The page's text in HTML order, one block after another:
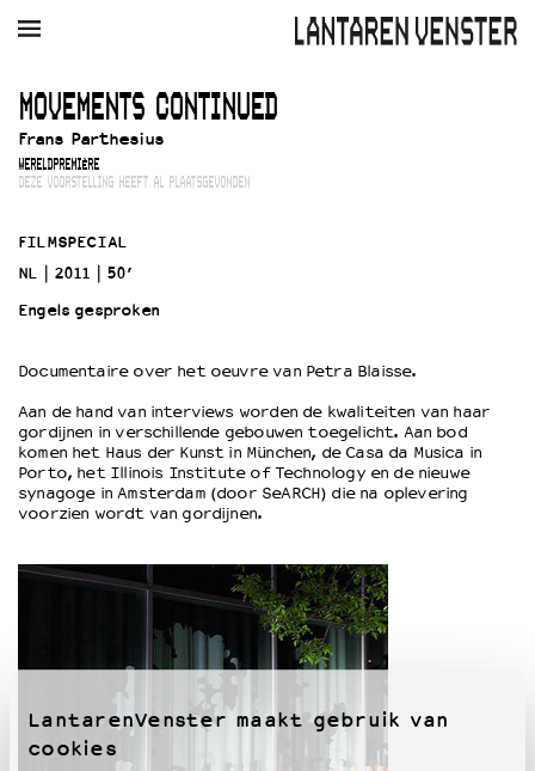
LantarenVenster maakt gebruik van
cookies
AGENDA FILM MUZIEK RESTAURANT
Winkelmandje
Zoek
Openingstijden & contact
Bereikbaarheid
Kaartverkoop
Schoolvoorstellingen
Filmprogramma’s Primair Onderwijs
Filmprogramma’s VO/MBO
Speciale educatieprogramma’s
OVER LANTARENVENSTER
Word vriend
Historie
MOVEMENTS CONTINUED
Frans Parthesius
WERELDPREMIÈRE
DEZE VOORSTELLING HEEFT AL PLAATSGEVONDEN
FILMSPECIAL
NL
2011
50’
Engels gesproken
Documentaire over het oeuvre van Petra Blaisse.
Aan de hand van interviews worden de kwaliteiten van haar
gordijnen in verschillende gebouwen toegelicht. Aan bod
komen het Haus der Kunst in München, de Casa da Musica in
Porto, het Illinois Institute of Technology en de nieuwe
synagoge in Amsterdam (door SeARCH) die na oplevering
voorzien wordt van gordijnen.